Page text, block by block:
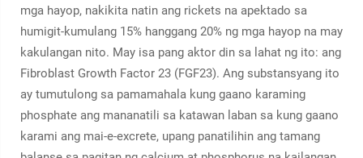
mga hayop, nakikita natin ang rickets na apektado sa
humigit-kumulang 15% hanggang 20% ng mga hayop na may
kakulangan nito. May isa pang aktor din sa lahat ng ito: ang
Fibroblast Growth Factor 23 (FGF23). Ang substansyang ito
ay tumutulong sa pamamahala kung gaano karaming
phosphate ang mananatili sa katawan laban sa kung gaano
karami ang mai-e-excrete, upang panatilihin ang tamang